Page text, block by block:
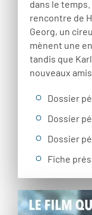
dans le
rencontre de
Georg, un
mènent une
tandis que
nouveaux amis.
Dossier
Dossier
Dossier
Fiche